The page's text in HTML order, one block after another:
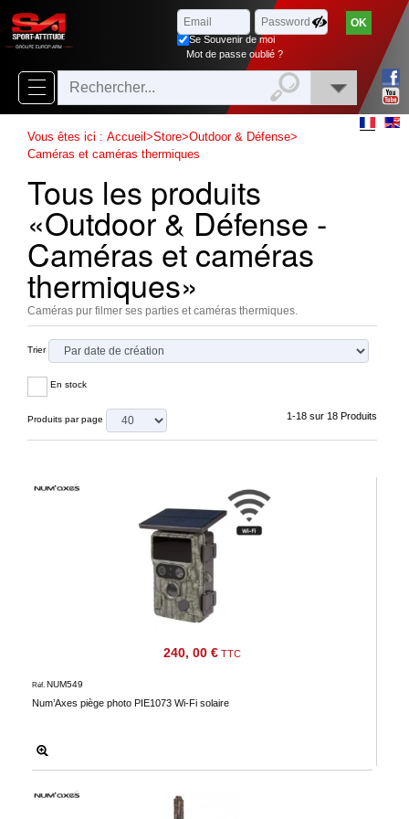
Parcourir
Nouveautés
Promotions
Packs
Top
ventes
‣
Paintball‣
Air
Comprimé
‣
Outdoor
&
Défense
‣
Accueil
Téléchargements
compte
accueil
xFermer
Se Souvenir de moi
Mot de passe oublié ?
Vous êtes ici : Accueil >Store>Outdoor & Défense>
Caméras et caméras thermiques
Tous les produits
«Outdoor & Défense -
Caméras et caméras
thermiques»
Caméras pur filmer ses parties et caméras thermiques.
Trier
En stock
Produits par page 1-18 sur 18 Produits
240, 00 € TTC
Num’Axes piège photo PIE1073 Wi-Fi solaire
Réf. NUM549